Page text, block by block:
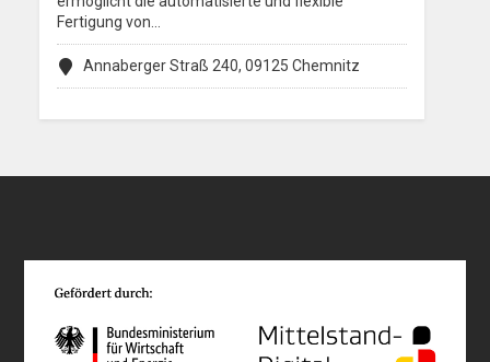
Fertigung von…
Annaberger Straß 240, 09125 Chemnitz